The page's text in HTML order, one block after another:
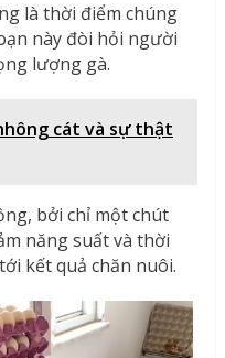
là thời điểm chúng
này đòi hỏi người
lượng gà.
cát và sự thật
bởi chỉ một chút
năng suất và thời
kết quả chăn nuôi.